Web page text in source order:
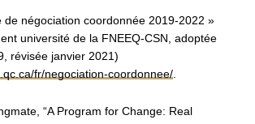
de négociation coordonnée 2019-2022 »
université de la FNEEQ-CSN, adoptée
révisée janvier 2021)
fr/negociation-coordonnee/.
“A Program for Change: Real